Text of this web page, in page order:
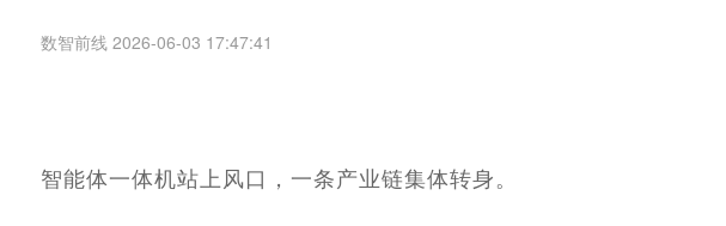
数智前线 2026-06-03 17:47:41
智能体一体机站上风口，一条产业链集体转身。